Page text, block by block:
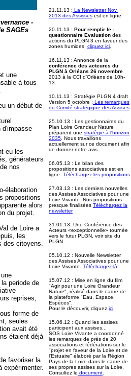
-
SAGEs
une
à tous
un début de
d'impasse
eu les
générateurs
nos
élaboration
propositions
alors
du projet.
de Loire a
les
des citoyens.
periode de
reprises,
forme de
seules
avait été
étaient déjà
favoriser la
expérimenter.
21.11.13 : La Newsletter Nov.
2013 des Assisses est en ligne
20.11.13 : Pour remplir le -
questionnaire Evaluation des
actions du PLGN 3 en faveur des
zones humides, cliquez ici
16.11.13 : Annonce de la
conférence des acteures du
PLGN à Orléans 26 novembre
2013 à la CCI d'Orléans de 10h-
13.
10.11.13 : Stratégie PLGN 4 draft
Version 5 octobre : Les remarques
du Comité stratégique des Assises
25.10.13 : Les gestionnaires du
Plan Loire Grandeur Nature
préparent une stratégie à l'horizon
2035 . Nous travaillons
actuellement sur ce document afin
de donner notre avis.
06.05.13 : Le bilan des
propositions associatives est en
ligne. Téléchargez les propositions
27.03.13 : Les derniers nouvelles
des Assises Associatives pour une
Loire Vivante. Nos propositions
presque finalisées Téléchargez la
newsletter
31.01.13: Une Conférence des
Acteurs «exceptionnelle» tournée
vers le futur PLGN, voir site du
PLGN
05.10.12 : Nouvelle Newsletter
des Assises Associatives pour une
Loire Vivante. Téléchargez-là
15.07.12 : Mise en ligne du film
"Agir pour une Loire Grandeur
Nature", réalisé dans le cadre de
la plateforme "Eau, Espace,
Espèces".
Pour le découvrir, cliquez ici
15.06.12 : Quand les assises
participent aux assises...
SOS Loire Vivante a coordonné
les remarques de près de 20
associations et fédérations sur le
"projet en faveur de la Loire et de
l'Estuaire" élaboré par la Région
Pays de la Loire dans le cadre de
ses propres assises sur la Loire.
Consultez le document